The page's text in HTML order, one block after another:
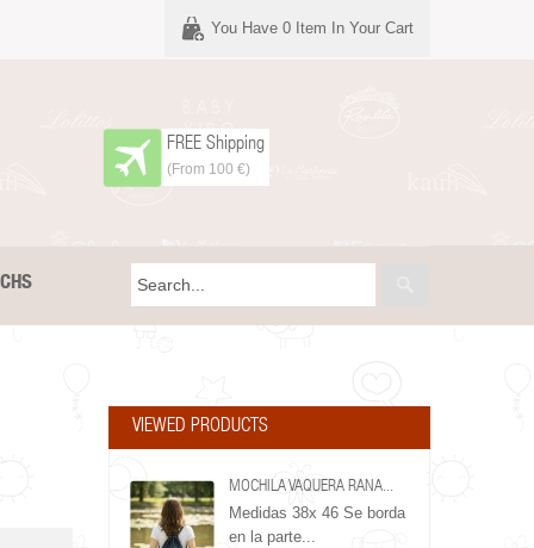
You Have 0 Item In Your Cart
FREE Shipping
(From 100 €)
VIEWED PRODUCTS
MOCHILA VAQUERA RANA...
Medidas 38x 46 Se borda
en la parte...